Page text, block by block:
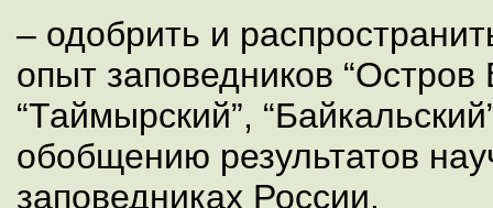
– одобрить и
опыт заповедников “Остров
“Таймырский”,
обобщению результатов
заповедниках России.